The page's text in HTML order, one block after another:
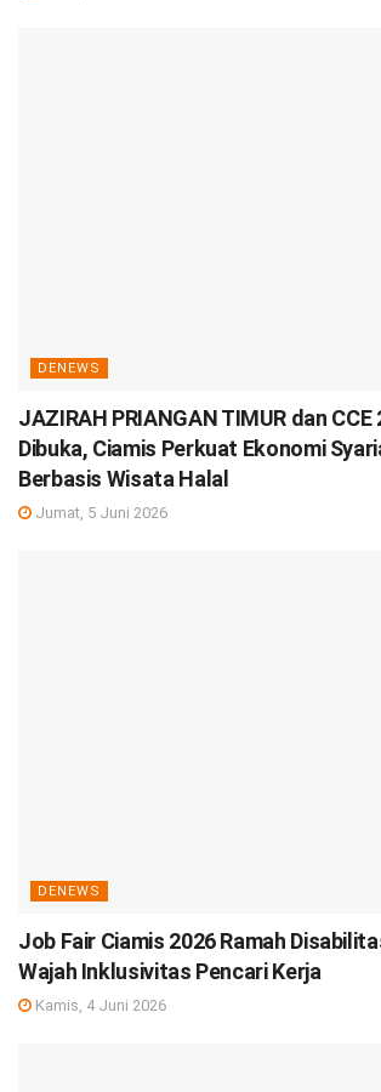
DENEWS
JAZIRAH PRIANGAN TIMUR dan CCE
Dibuka, Ciamis Perkuat Ekonomi
Berbasis Wisata Halal
Jumat, 5 Juni 2026
DENEWS
Job Fair Ciamis 2026 Ramah
Wajah Inklusivitas Pencari Kerja
Kamis, 4 Juni 2026